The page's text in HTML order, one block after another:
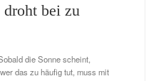
droht bei zu
die Sonne scheint,
das zu häufig tut, muss mit